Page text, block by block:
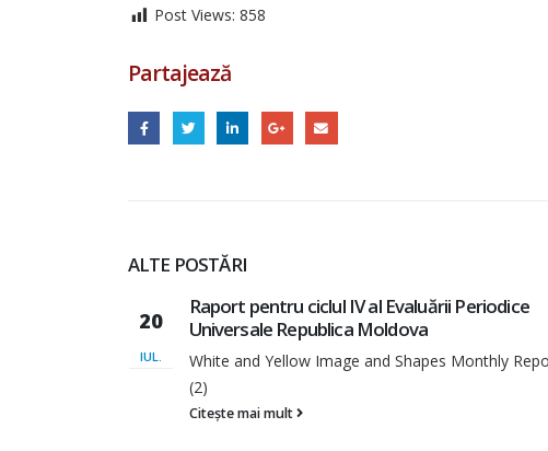
Post Views: 858
Partajează
ALTE POSTĂRI
10
DEC.
Raport de analiză a cadrului normativ și
accesului la servicii sociale a fetelor și femeilor
cu dizabilități afectate de violența în familie |
2025
Raport de analiză a cadrului normativ și accesului la